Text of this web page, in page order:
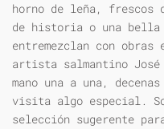
horno de leña,
de historia o una bella
entremezclan con
artista salmantino José
mano una a una,
visita algo especial.
selección sugerente